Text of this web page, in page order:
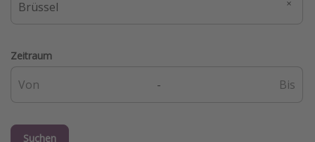
Zeitraum
-
Suchen